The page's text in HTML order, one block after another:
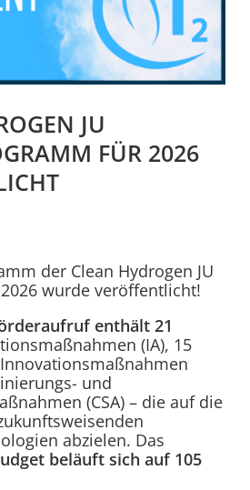
JU
FÜR 2026
der Clean Hydrogen JU
wurde veröffentlicht!
enthält 21
(IA), 15
und
(CSA) – die auf die
abzielen. Das
beläuft sich auf 105